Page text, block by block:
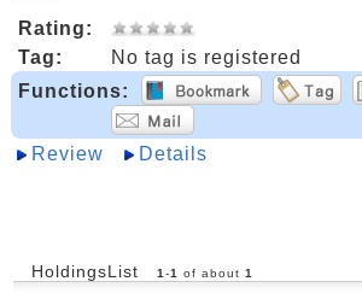
Rating:
Tag:
No tag is registered
Functions:
Review Details
HoldingsList 1-1 of about 1